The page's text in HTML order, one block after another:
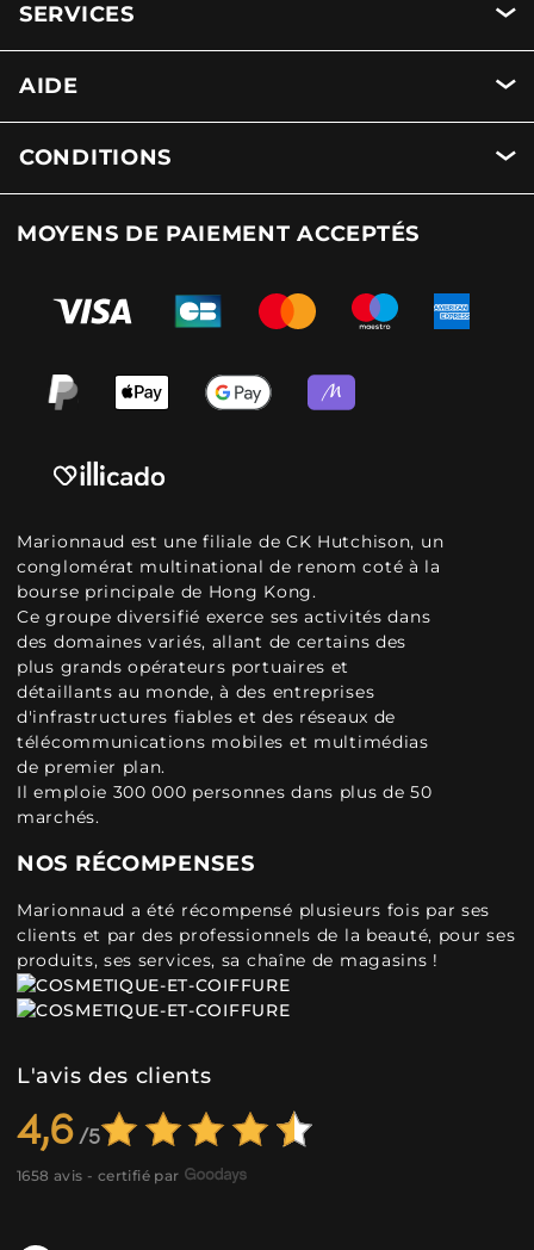
SERVICES
AIDE
CONDITIONS
MOYENS DE PAIEMENT ACCEPTÉS
Marionnaud est une filiale de CK Hutchison, un
conglomérat multinational de renom coté à la
bourse principale de Hong Kong.
Ce groupe diversifié exerce ses activités dans
des domaines variés, allant de certains des
plus grands opérateurs portuaires et
détaillants au monde, à des entreprises
d'infrastructures fiables et des réseaux de
télécommunications mobiles et multimédias
de premier plan.
Il emploie 300 000 personnes dans plus de 50
marchés.
NOS RÉCOMPENSES
Marionnaud a été récompensé plusieurs fois par ses
clients et par des professionnels de la beauté, pour ses
produits, ses services, sa chaîne de magasins !
L'avis des clients
4,6
1658 avis - certifié par